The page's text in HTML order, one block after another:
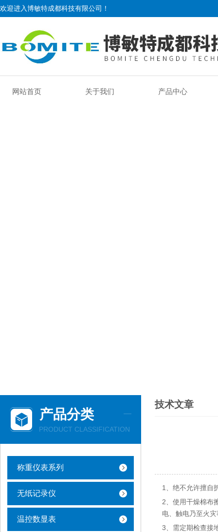
欢迎进入博敏特成都科技有限公司！
网站首页 关于我们 产品中心
产品分类
PRODUCT CLASSIFICATION
称重仪表系列
无纸记录仪
温控数显表
技术文章
1、绝不允许擅自
2、使用干燥棉布
电、触电乃至火
3、需定期检查接